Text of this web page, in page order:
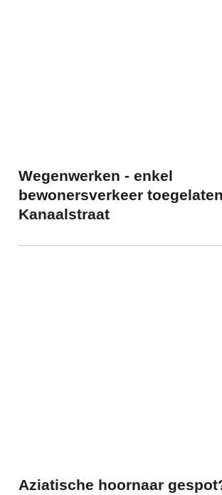
Wegenwerken - enkel
bewonersverkeer
Kanaalstraat
Aziatische hoornaar